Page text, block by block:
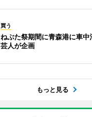
買う
ねぶた祭期間に青森港に車
芸人が企画
もっと見る